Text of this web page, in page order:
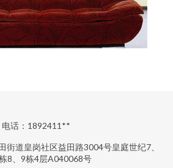
电话：1892411**
街道皇岗社区益田路3004号皇庭世纪7、
8、9栋4层A040068号